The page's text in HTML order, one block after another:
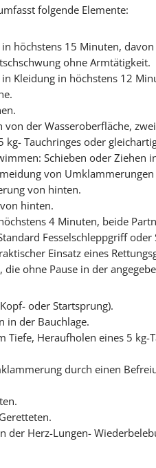
folgende Elemente:
höchstens 15 Minuten,
ohne Armtätigkeit.
Kleidung in höchstens 12
von der Wasseroberfläche,
kg- Tauchringes oder
Schieben oder Ziehen
von
von hinten.
hinten.
4 Minuten, beide
Fesselschleppgriff oder
Einsatz eines
ohne Pause in der
oder Startsprung).
in der Bauchlage.
Tiefe, Heraufholen eines 5
durch einen
der Herz-Lungen-